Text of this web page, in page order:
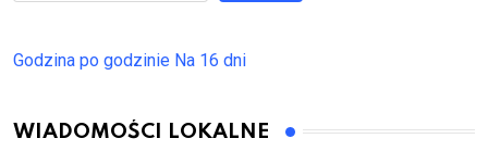
Godzina po godzinie Na 16 dni
WIADOMOŚCI LOKALNE